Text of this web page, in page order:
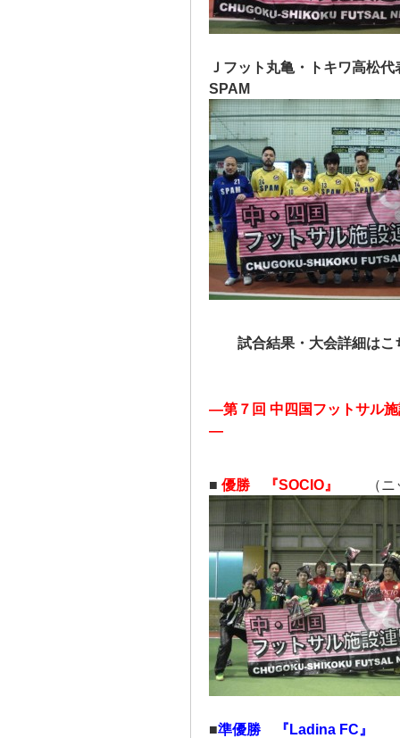
Ｊフット丸亀・トキワ高松代
SPAM
試合結果・大会詳
―第７回 中四国フットサル
―
■ 優勝 『SOCIO』 （ニッ
■準優勝 『Ladina FC』